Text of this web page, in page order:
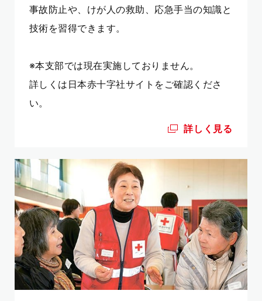
事故防止や、けが人の救助、応急手当の知識と
技術を習得できます。
※本支部では現在実施しておりません。
詳しくは日本赤十字社サイトをご確認くださ
い。
詳しく見る